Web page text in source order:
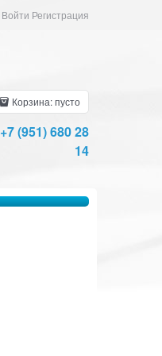
Войти Регистрация
Корзина:пусто
+7 (951) 680 28
14